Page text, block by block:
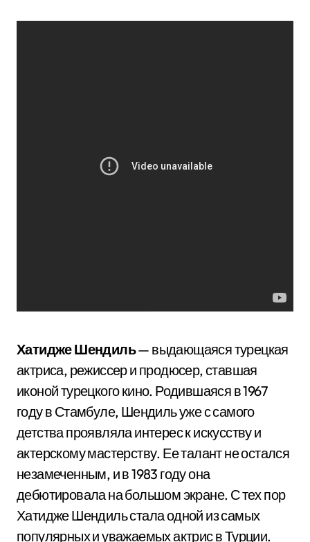
Хатидже Шендиль— выдающаяся турецкая
актриса, режиссер и продюсер, ставшая
иконой турецкого кино. Родившаяся в 1967
году в Стамбуле, Шендиль уже с самого
детства проявляла интерес к искусству и
актерскому мастерству. Ее талант не остался
незамеченным, и в 1983 году она
дебютировала на большом экране. С тех пор
Хатидже Шендиль стала одной из самых
популярных и уважаемых актрис в Турции.